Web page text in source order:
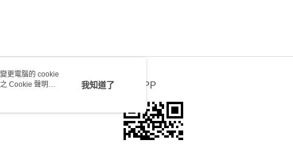
官方APP
更電腦的 cookie
Cookie 聲明使
我知道了